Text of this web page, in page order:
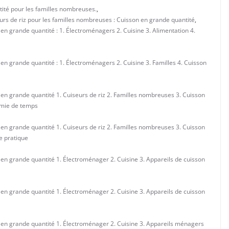
pour les familles nombreuses.,
de riz pour les familles nombreuses : Cuisson en grande quantité,
grande quantité : 1. Électroménagers 2. Cuisine 3. Alimentation 4.
grande quantité : 1. Électroménagers 2. Cuisine 3. Familles 4. Cuisson
grande quantité 1. Cuiseurs de riz 2. Familles nombreuses 3. Cuisson
de temps
grande quantité 1. Cuiseurs de riz 2. Familles nombreuses 3. Cuisson
pratique
grande quantité 1. Électroménager 2. Cuisine 3. Appareils de cuisson
grande quantité 1. Électroménager 2. Cuisine 3. Appareils de cuisson
grande quantité 1. Électroménager 2. Cuisine 3. Appareils ménagers